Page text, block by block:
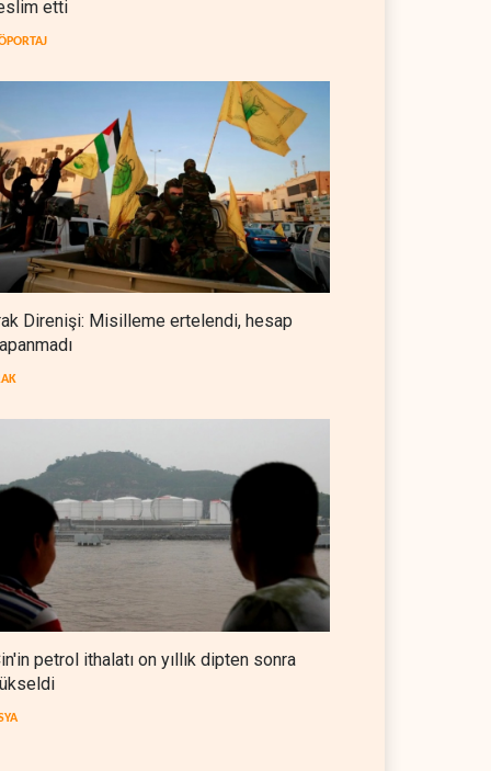
Foreign Affairs: ABD
Ortadoğu'dan elini çekmeli
BATI YARIM KÜRE 07 Ağustos 2026
Suudi Arabistan, Türkiye ve
Pakistan ortak savunma
anlaşması imzaladı
ARAP DÜNYASI 07 Ağustos 2026
etti
Direnişi: Misilleme ertelendi, hesap
petrol ithalatı on yıllık dipten sonra